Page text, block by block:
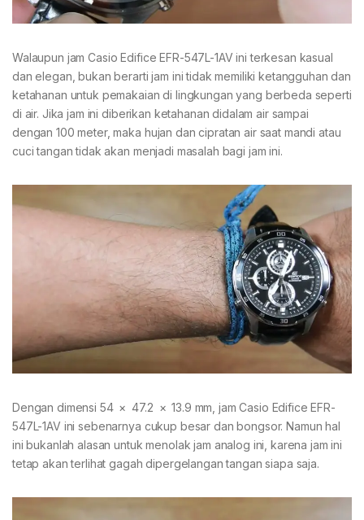
Walaupun jam Casio Edifice EFR-547L-1AV ini terkesan kasual
dan elegan, bukan berarti jam ini tidak memiliki ketangguhan dan
ketahanan untuk pemakaian di lingkungan yang berbeda seperti
di air. Jika jam ini diberikan ketahanan didalam air sampai
dengan 100 meter, maka hujan dan cipratan air saat mandi atau
cuci tangan tidak akan menjadi masalah bagi jam ini.
Dengan dimensi 54 × 47.2 × 13.9 mm, jam Casio Edifice EFR-
547L-1AV ini sebenarnya cukup besar dan bongsor. Namun hal
ini bukanlah alasan untuk menolak jam analog ini, karena jam ini
tetap akan terlihat gagah dipergelangan tangan siapa saja.